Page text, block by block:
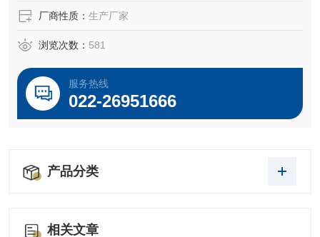
厂商性质： 生产厂家
浏览次数： 581
服务热线
022-26951666
产品分类
相关文章